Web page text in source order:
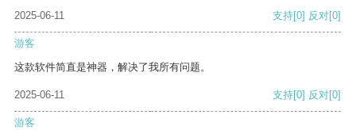
2025-06-11
支持[0] 反对[0]
游客
这款软件简直是神器，解决了我所有问题。
2025-06-11 支持[0] 反对[0]
游客